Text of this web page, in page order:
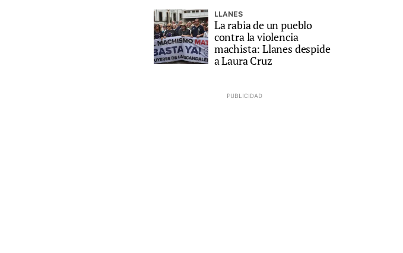
LLANES
La rabia de un pueblo
contra la violencia
machista: Llanes despide
a Laura Cruz